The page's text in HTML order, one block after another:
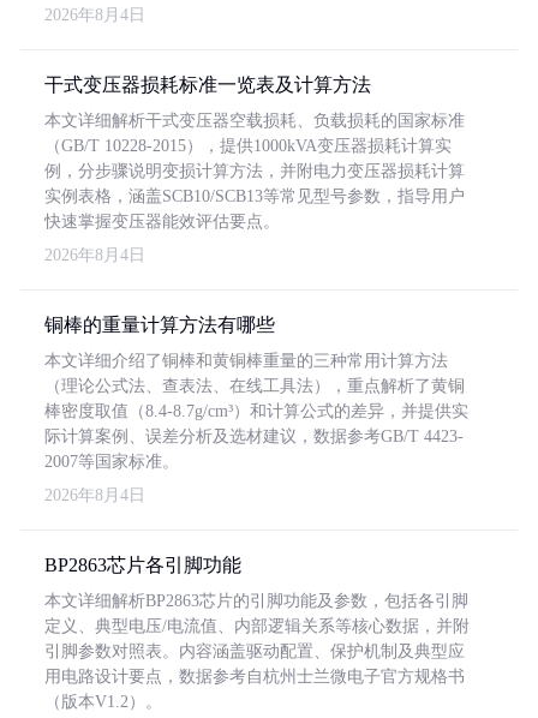
2026年8月4日
干式变压器损耗标准一览表及计算方法
本文详细解析干式变压器空载损耗、负载损耗的国家标准
（GB/T 10228-2015），提供1000kVA变压器损耗计算实
例，分步骤说明变损计算方法，并附电力变压器损耗计算
实例表格，涵盖SCB10/SCB13等常见型号参数，指导用户
快速掌握变压器能效评估要点。
2026年8月4日
铜棒的重量计算方法有哪些
本文详细介绍了铜棒和黄铜棒重量的三种常用计算方法
（理论公式法、查表法、在线工具法），重点解析了黄铜
棒密度取值（8.4-8.7g/cm³）和计算公式的差异，并提供实
际计算案例、误差分析及选材建议，数据参考GB/T 4423-
2007等国家标准。
2026年8月4日
BP2863芯片各引脚功能
本文详细解析BP2863芯片的引脚功能及参数，包括各引脚
定义、典型电压/电流值、内部逻辑关系等核心数据，并附
引脚参数对照表。内容涵盖驱动配置、保护机制及典型应
用电路设计要点，数据参考自杭州士兰微电子官方规格书
（版本V1.2）。